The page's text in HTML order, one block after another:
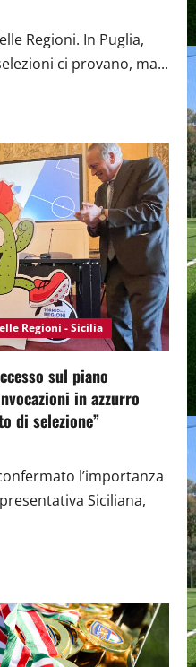
Regioni. In Puglia,
ci provano, ma...
Regioni - Sicilia
sul piano
in azzurro
di selezione”
l’importanza
Siciliana,